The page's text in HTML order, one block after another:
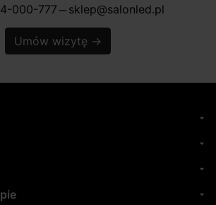
000-777 horizontal_rule sklep@salonled.pl
Umów wizytę →
arrow_drop_down
arrow_drop_down
arrow_drop_down
arrow_drop_down